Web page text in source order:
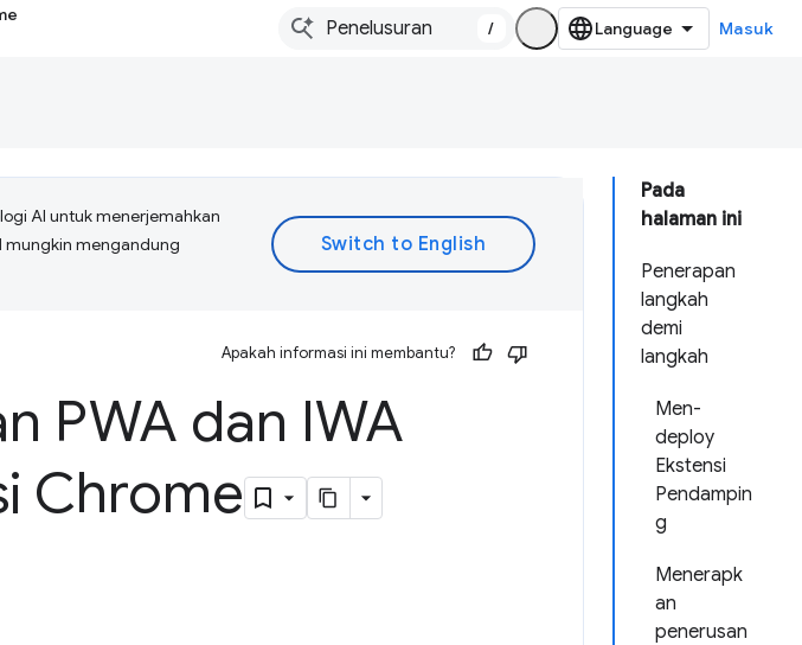
/ Masuk
Pada
halaman ini
Penerapan
langkah
demi
langkah
Men-
deploy
Ekstensi
Pendampin
g
Menerapk
an
penerusan
AI untuk menerjemahkan
mungkin mengandung
Apakah informasi ini membantu?
PWA dan IWA
Chrome